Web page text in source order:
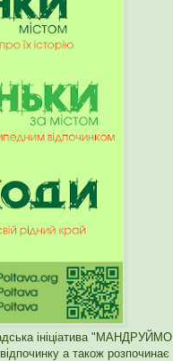
ініціатива "МАНДРУЙМО
а також розпочинає